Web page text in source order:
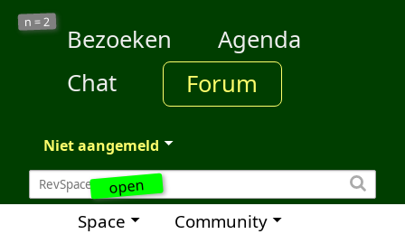
open
n =2
Bezoeken
Agenda
Chat
Forum
Niet aangemeld
Space Community